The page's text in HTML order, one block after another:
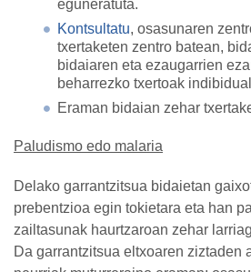
eguneratuta.
Kontsultatu, osasunaren
txertaketen zentro batean,
bidaiaren eta ezaugarrien
beharrezko txertoak
Eraman bidaian zehar
Paludismo edo malaria
Delako garrantzitsua bidaietan
prebentzioa egin tokietara eta han
zailtasunak haurtzaroan zehar
Da garrantzitsua eltxoaren ziztaden